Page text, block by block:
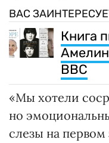
ВАС
Книга
BBC
«Мы хотели
но
слезы на